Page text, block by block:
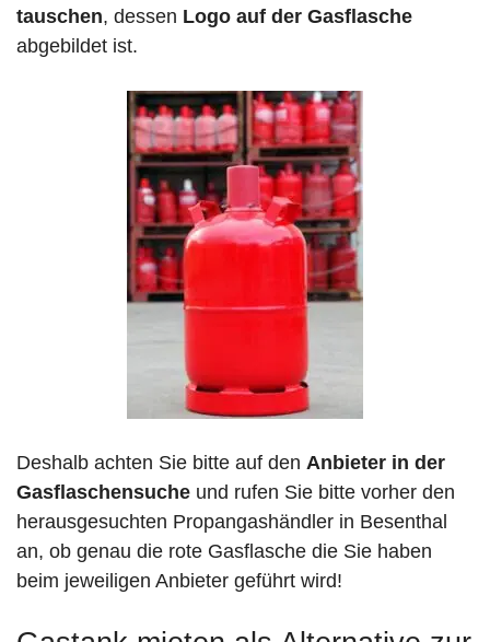
tauschen, dessen Logo auf der Gasflasche
abgebildet ist.
Deshalb achten Sie bitte auf den Anbieter in der
Gasflaschensuche und rufen Sie bitte vorher den
herausgesuchten Propangashändler in Besenthal
an, ob genau die rote Gasflasche die Sie haben
beim jeweiligen Anbieter geführt wird!